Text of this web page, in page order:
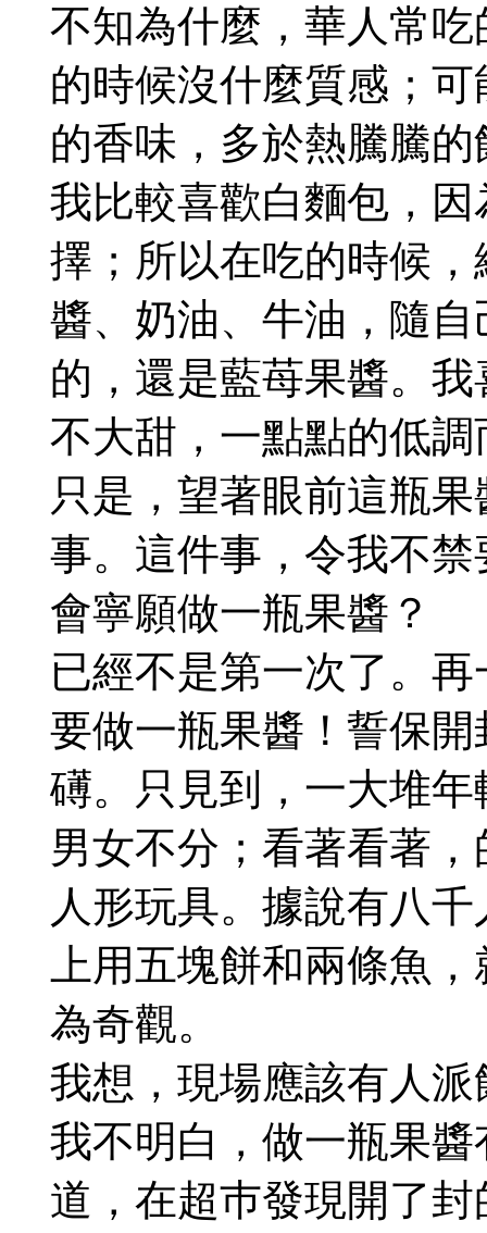
不知為什麼，華人常
的時候沒什麼質感；
的香味，多於熱騰騰
我比較喜歡白麵包，
擇；所以在吃的時候
醬、奶油、牛油，隨
的，還是藍苺果醬。 我
不大甜，一點點的低調
只是，望著眼前這瓶
事。這件事，令我不
會寧願做一瓶果醬？
已經不是第一次了。
要做一瓶果醬！誓保
礡。只見到，一大堆
男女不分；看著看著
人形玩具。據說有八
上用五塊餅和兩條魚
為奇觀。
我想，現場應該有人派
我不明白，做一瓶果
道，在超巿發現開了